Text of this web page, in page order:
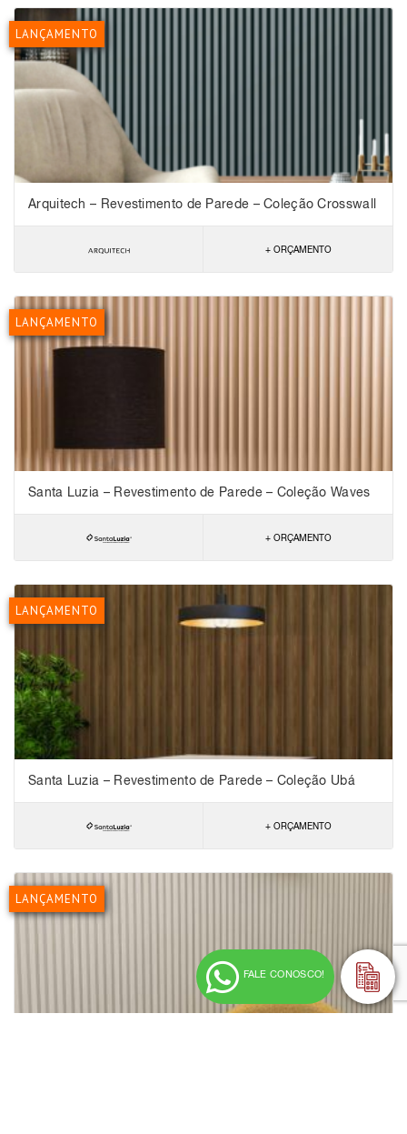
FALE CONOSCO!
LANÇAMENTO
Arquitech – Revestimento de Parede – Coleção Crosswall
+ ORÇAMENTO
LANÇAMENTO
Santa Luzia – Revestimento de Parede – Coleção Waves
+ ORÇAMENTO
LANÇAMENTO
Santa Luzia – Revestimento de Parede – Coleção Ubá
+ ORÇAMENTO
LANÇAMENTO